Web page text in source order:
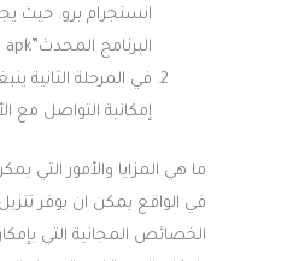
انستجرام برو. حيث
البرنامج المحدث”Insta pro apk”. وهو أحدث إصدار ضد الخطر.
في المرحلة الثانية
إمكانية التواصل مع
ما هي المزايا والأمور التي